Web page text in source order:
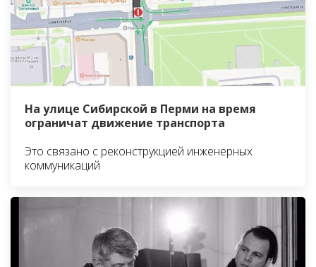
На улице Сибирской в Перми на время
ограничат движение транспорта
Это связано с реконструкцией инженерных
коммуникаций